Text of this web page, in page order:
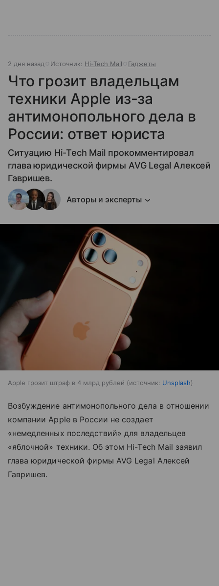
2 дня назад Источник: Hi-Tech Mail Гаджеты
Что грозит владельцам
техники Apple из-за
антимонопольного дела в
России: ответ юриста
Ситуацию Hi-Tech Mail прокомментировал
глава юридической фирмы AVG Legal Алексей
Гавришев.
Авторы и эксперты
Apple грозит штраф в 4 млрд рублей источник: Unsplash
Возбуждение антимонопольного дела в отношении
компании Apple в России не создает
«немедленных последствий» для владельцев
«яблочной» техники. Об этом Hi-Tech Mail заявил
глава юридической фирмы AVG Legal Алексей
Гавришев.